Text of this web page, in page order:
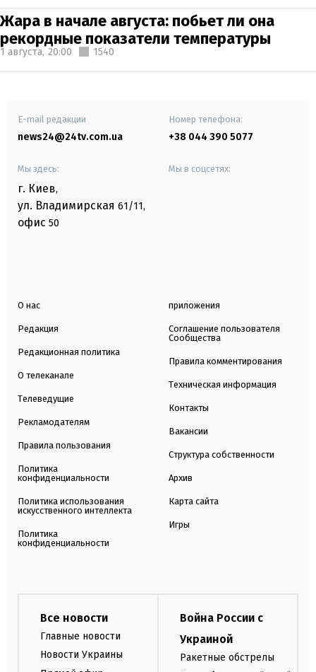
Жара в начале августа: побьет ли она
рекордные показатели температуры
1 августа, 20:00 1540
E-mail редакции
news24@24tv.com.ua
Номер телефона:
+38 044 390 5077
Мы здесь:
г. Киев,
ул. Владимирская 61/11,
офис 50
Мы в соцсетях:
О нас
Редакция
Редакционная политика
О телеканале
Телеведущие
Рекламодателям
Правила пользования
Политика
конфиденциальности
Политика использования
искусственного интеллекта
Политика
конфиденциальности
приложения
Соглашение пользователя
Сообщества
Правила комментирования
Техническая информация
Контакты
Вакансии
Структура собственности
Архив
Карта сайта
Игры
Все новости
Главные новости
Новости Украины
Война России с
Украиной
Ракетные обстрелы